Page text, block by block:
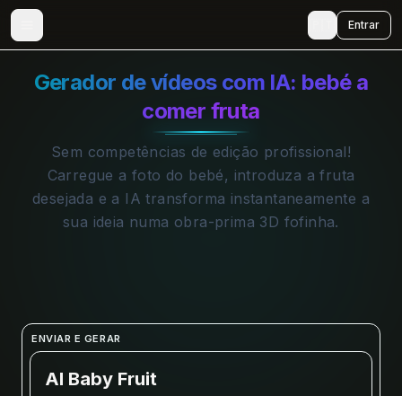
Entrar
Gerador de vídeos com IA: bebé a
comer fruta
Sem competências de edição profissional!
Carregue a foto do bebé, introduza a fruta
desejada e a IA transforma instantaneamente a
sua ideia numa obra-prima 3D fofinha.
ENVIAR E GERAR
AI Baby Fruit